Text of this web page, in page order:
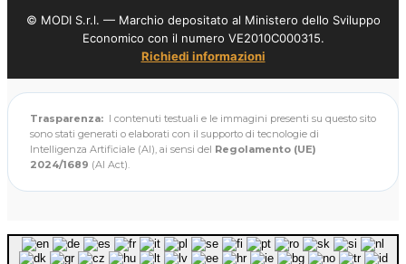
© MODI S.r.l. — Marchio depositato al Ministero dello Sviluppo
Economico con il numero VE2010C000315.
Richiedi informazioni
Trasparenza: I contenuti testuali e le immagini presenti su questo sito
sono stati generati o elaborati con il supporto di tecnologie di
Intelligenza Artificiale (AI), ai sensi del Regolamento (UE)
2024/1689 (AI Act).